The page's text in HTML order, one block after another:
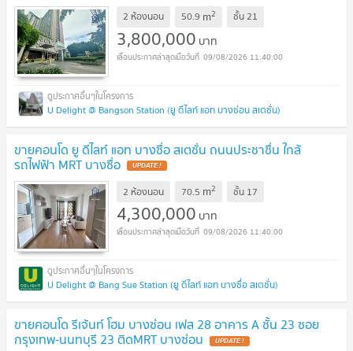
2 ห้องนอน 50.9 m2 ชั้น21
3,800,000 บาท
09/08/2026 11:40:00
U Delight @ Bangson Station (ยู ดีไลท์ แอท บางซ่อน สเตชั่น)
ขายคอนโด ยู ดีไลท์ แอท บางซื่อ สเตชั่น ถนนประชาชื่น ใกล้
รถไฟฟ้า MRT บางซื่อ UPDATE !
2 ห้องนอน 70.5 m2 ชั้น 17
4,300,000 บาท
09/08/2026 11:40:00
U Delight @ Bang Sue Station (ยู ดีไลท์ แอท บางซื่อ สเตชั่น)
ขายคอนโด รีเจ้นท์ โฮม บางซ่อน เฟส 28 อาคาร A ชั้น 23 ซอย
กรุงเทพ-นนทบุรี 23 ติดMRT บางซ่อน UPDATE !